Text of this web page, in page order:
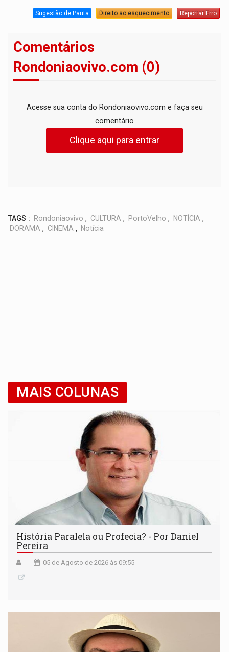
Sugestão de Pauta Direito ao esquecimento Reportar Erro
Comentários
Rondoniaovivo.com (0)
Acesse sua conta do Rondoniaovivo.com e faça seu
comentário
Clique aqui para entrar
TAGS : Rondoniaovivo , CULTURA , PortoVelho , NOTÍCIA ,
DORAMA , CINEMA , Notícia
MAIS COLUNAS
História Paralela ou Profecia? - Por Daniel
Pereira
05 de Agosto de 2026 às 09:55